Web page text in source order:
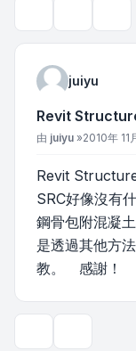
juiyu
Revit
文章
由 juiyu »2010年 11
Revit
SRC好像沒有
鋼骨包附混凝
是透過其他方
教。 感謝！